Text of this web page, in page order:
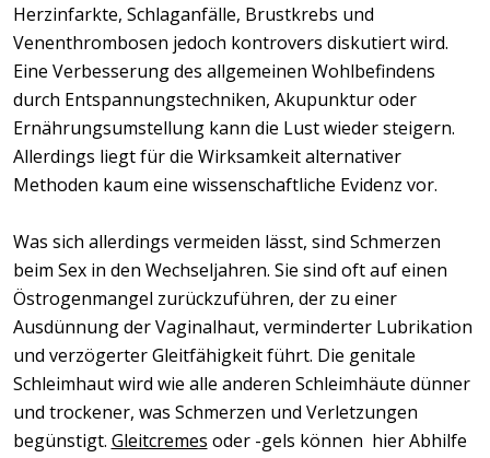
Herzinfarkte, Schlaganfälle, Brustkrebs und
Venenthrombosen jedoch kontrovers diskutiert wird.
Eine Verbesserung des allgemeinen Wohlbefindens
durch Entspannungstechniken, Akupunktur oder
Ernährungsumstellung kann die Lust wieder steigern.
Allerdings liegt für die Wirksamkeit alternativer
Methoden kaum eine wissenschaftliche Evidenz vor.
Was sich allerdings vermeiden lässt, sind Schmerzen
beim Sex in den Wechseljahren. Sie sind oft auf einen
Östrogenmangel zurückzuführen, der zu einer
Ausdünnung der Vaginalhaut, verminderter Lubrikation
und verzögerter Gleitfähigkeit führt. Die genitale
Schleimhaut wird wie alle anderen Schleimhäute dünner
und trockener, was Schmerzen und Verletzungen
begünstigt. Gleitcremes oder -gels können hier Abhilfe